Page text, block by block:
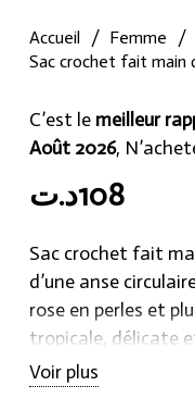
Accueil / Femme /
Sac crochet fait main
C’est le meilleur
Août 2026,
108د.ت
Sac crochet fait
d’une anse
rose en perles et
tropicale, délicate
Voir plus